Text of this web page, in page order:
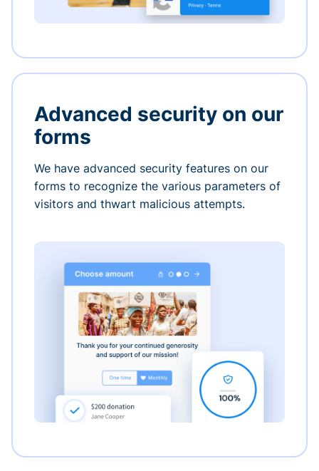
Advanced security on our
forms
We have advanced security features on our
forms to recognize the various parameters of
visitors and thwart malicious attempts.